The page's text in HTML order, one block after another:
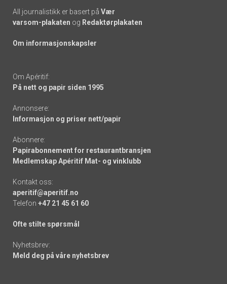
All journalistikk er basert på Vær
varsom-plakaten og Redaktørplakaten
Om informasjonskapsler
Om Apéritif:
På nett og papir siden 1995
Annonsere:
Informasjon og priser nett/papir
Abonnere:
Papirabonnement for restaurantbransjen
Medlemskap Apéritif Mat- og vinklubb
Kontakt oss:
aperitif@aperitif.no
Telefon +47 21 45 61 60
Ofte stilte spørsmål
Nyhetsbrev:
Meld deg på våre nyhetsbrev